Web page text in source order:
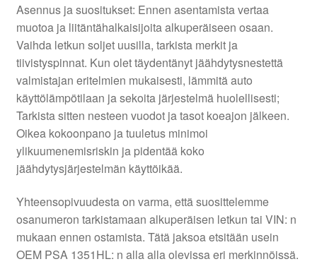
Asennus ja suositukset: Ennen asentamista vertaa
muotoa ja liitäntähalkaisijoita alkuperäiseen osaan.
Vaihda letkun soljet uusilla, tarkista merkit ja
tiivistyspinnat. Kun olet täydentänyt jäähdytysnestettä
valmistajan eritelmien mukaisesti, lämmitä auto
käyttölämpötilaan ja sekoita järjestelmä huolellisesti;
Tarkista sitten nesteen vuodot ja tasot koeajon jälkeen.
Oikea kokoonpano ja tuuletus minimoi
ylikuumenemisriskin ja pidentää koko
jäähdytysjärjestelmän käyttöikää.
Yhteensopivuudesta on varma, että suosittelemme
osanumeron tarkistamaan alkuperäisen letkun tai VIN: n
mukaan ennen ostamista. Tätä jaksoa etsitään usein
OEM PSA 1351HL: n alla alla olevissa eri merkinnöissä.